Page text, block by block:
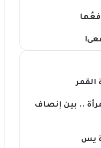
القمر
.. بين إنصاف
يس